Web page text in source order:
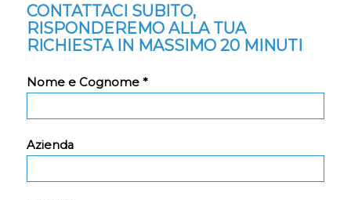
CONTATTACI SUBITO,
RISPONDEREMO ALLA TUA
RICHIESTA IN MASSIMO 20 MINUTI
Nome e Cognome *
Azienda